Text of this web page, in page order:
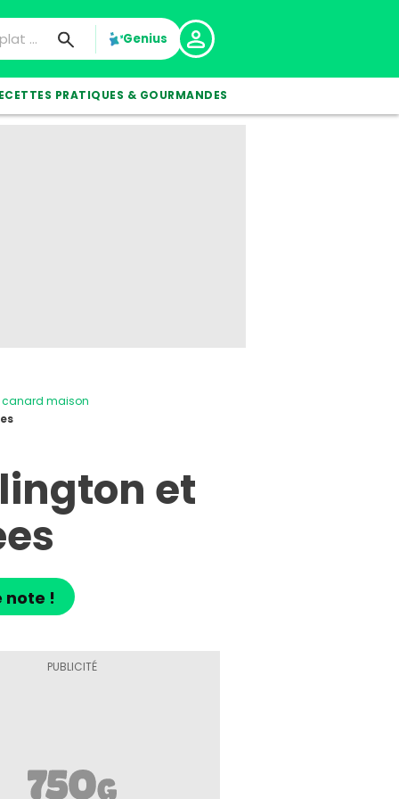
Genius
PRATIQUES & GOURMANDES
canard maison
et
note !